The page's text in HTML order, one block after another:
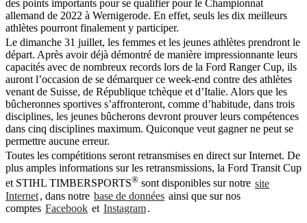
des points importants pour se qualifier pour le Championnat
allemand de 2022 à Wernigerode. En effet, seuls les dix meilleurs
athlètes pourront finalement y participer.
Le dimanche 31 juillet, les femmes et les jeunes athlètes prendront le
départ. Après avoir déjà démontré de manière impressionnante leurs
capacités avec de nombreux records lors de la Ford Ranger Cup, ils
auront l’occasion de se démarquer ce week-end contre des athlètes
venant de Suisse, de République tchèque et d’Italie. Alors que les
bûcheronnes sportives s’affronteront, comme d’habitude, dans trois
disciplines, les jeunes bûcherons devront prouver leurs compétences
dans cinq disciplines maximum. Quiconque veut gagner ne peut se
permettre aucune erreur.
Toutes les compétitions seront retransmises en direct sur Internet. De
plus amples informations sur les retransmissions, la Ford Transit Cup
et STIHL TIMBERSPORTS® sont disponibles sur notre site
Internet, dans notre base de données ainsi que sur nos
comptes Facebook et Instagram.